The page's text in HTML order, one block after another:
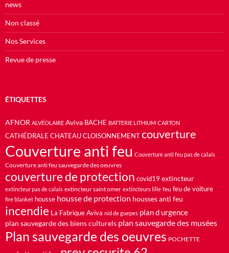
news
Non classé
Nos Services
Revue de presse
ÉTIQUETTES
AFNOR ALVÉOLAIRE Aviva BACHE BATTERIE LITHIUM CARTON
CATHÉDRALE CHATEAU CLOISONNEMENT couverture
Couverture anti feu Couverture anti feu pas de calais
Couverture anti feu sauvegarde des oeuvres
couverture de protection covid19 extincteur
extincteur pas de calais extincteur saint omer extincteurs lille feu feu de voiture
fire blanket housse housse de protection housses anti feu
incendie La Fabrique Aviva nid de guepes plan d urgence
plan sauvegarde des biens culturels plan sauvegarde des musées
Plan sauvegarde des oeuvres POCHETTE